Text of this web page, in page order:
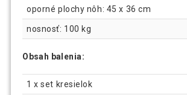
oporné plochy nôh: 45 x 36 cm
nosnosť: 100 kg
Obsah balenia:
1 x set kresielok